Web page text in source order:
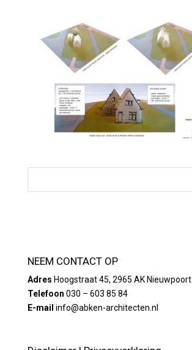
NEEM CONTACT OP
Adres Hoogstraat 45, 2965 AK Nieuwpoort
Telefoon 030 – 603 85 84
E-mail info@abken-architecten.nl